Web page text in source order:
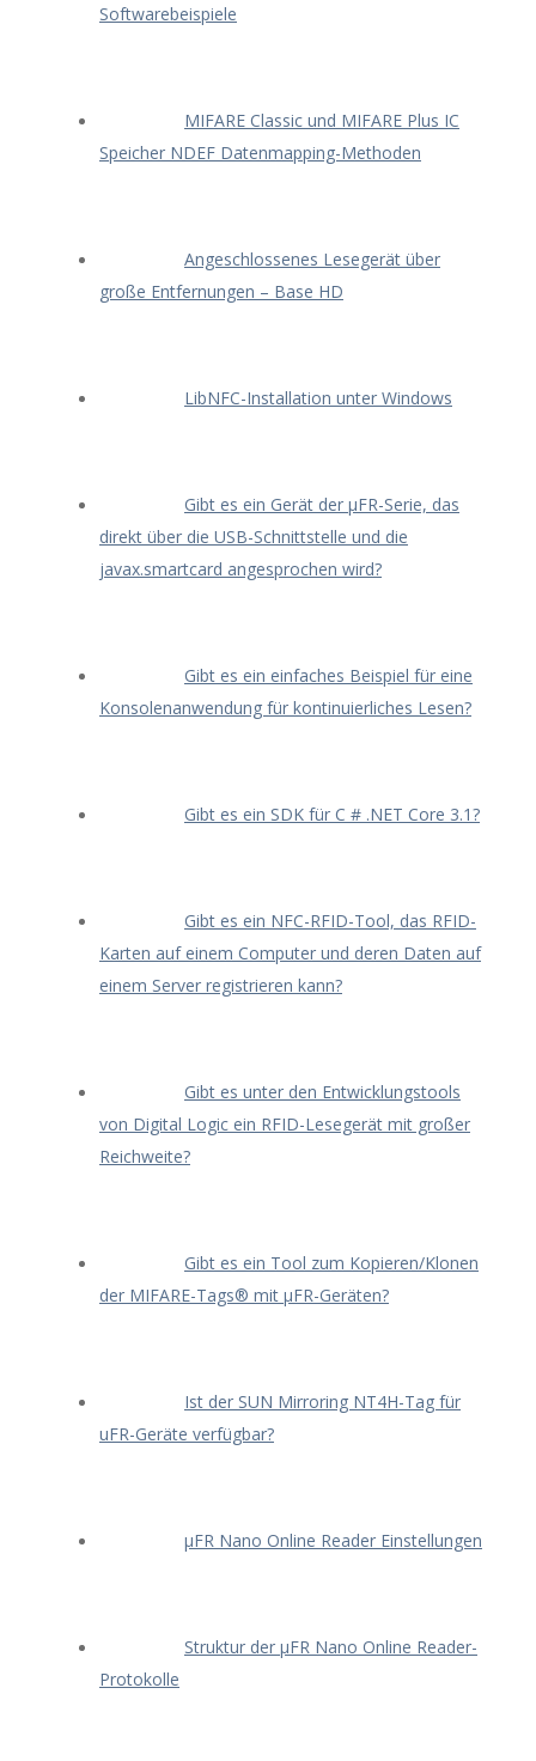
Softwarebeispiele
MIFARE Classic und MIFARE Plus IC
Speicher NDEF Datenmapping-Methoden
Angeschlossenes Lesegerät über
große Entfernungen – Base HD
LibNFC-Installation unter Windows
Gibt es ein Gerät der μFR-Serie, das
direkt über die USB-Schnittstelle und die
javax.smartcard angesprochen wird?
Gibt es ein einfaches Beispiel für eine
Konsolenanwendung für kontinuierliches Lesen?
Gibt es ein SDK für C # .NET Core 3.1?
Gibt es ein NFC-RFID-Tool, das RFID-
Karten auf einem Computer und deren Daten auf
einem Server registrieren kann?
Gibt es unter den Entwicklungstools
von Digital Logic ein RFID-Lesegerät mit großer
Reichweite?
Gibt es ein Tool zum Kopieren/Klonen
der MIFARE-Tags® mit μFR-Geräten?
Ist der SUN Mirroring NT4H-Tag für
uFR-Geräte verfügbar?
μFR Nano Online Reader Einstellungen
Struktur der μFR Nano Online Reader-
Protokolle